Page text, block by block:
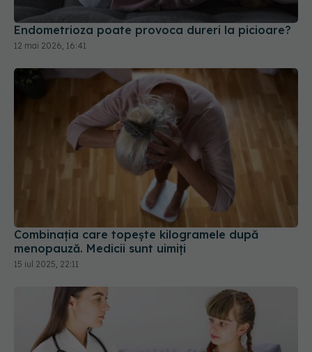
Endometrioza poate provoca dureri la picioare?
12 mai 2026, 16:41
Combinația care topește kilogramele după
menopauză. Medicii sunt uimiți
15 iul 2025, 22:11